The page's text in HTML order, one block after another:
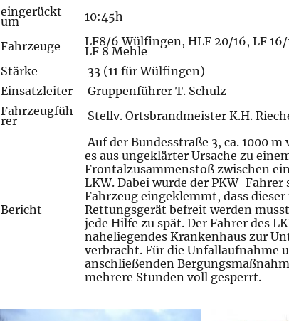
eingerückt
um 10:45h
Fahrzeuge LF8/6 Wülfingen, HLF 20/16, LF 16/
LF 8 Mehle
Stärke
33 (11 für Wülfingen)
Einsatzleiter
Gruppenführer T. Schulz
Fahrzeugfüh
rer Stellv. Ortsbrandmeister K.H.
Bericht
Auf der Bundesstraße 3, ca. 1000
es aus ungeklärter Ursache zu
Frontalzusammenstoß zwischen
LKW. Dabei wurde der PKW-
Fahrzeug eingeklemmt, dass
Rettungsgerät befreit werden
jede Hilfe zu spät. Der Fahrer des
naheliegendes Krankenhaus zur
verbracht. Für die Unfallaufnahme
anschließenden
mehrere Stunden voll gesperrt.